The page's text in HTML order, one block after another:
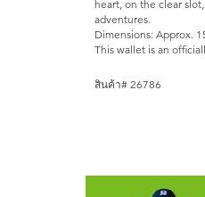
heart, on the clear
adventures.
Dimensions: Approx.
This wallet is an
สินค้า# 26786